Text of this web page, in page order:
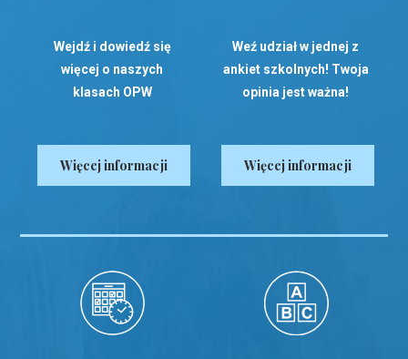
Wejdź i dowiedź się
więcej o naszych
klasach OPW
Więcej informacji
Weź udział w jednej z
ankiet szkolnych! Twoja
opinia jest ważna!
Więcej informacji